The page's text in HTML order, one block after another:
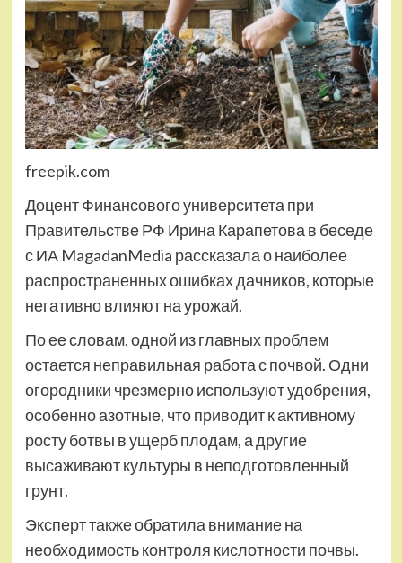
freepik.com
Доцент Финансового университета при
Правительстве РФ Ирина Карапетова в беседе
с ИА MagadanMedia рассказала о наиболее
распространенных ошибках дачников, которые
негативно влияют на урожай.
По ее словам, одной из главных проблем
остается неправильная работа с почвой. Одни
огородники чрезмерно используют удобрения,
особенно азотные, что приводит к активному
росту ботвы в ущерб плодам, а другие
высаживают культуры в неподготовленный
грунт.
Эксперт также обратила внимание на
необходимость контроля кислотности почвы.